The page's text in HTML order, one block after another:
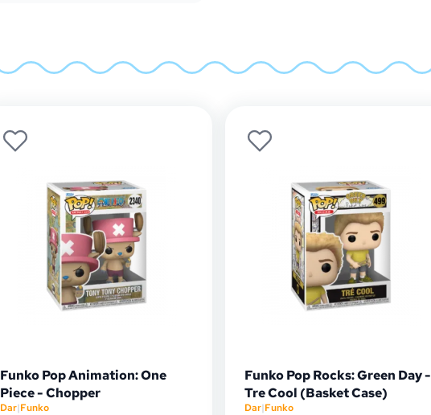
Funko Pop Animation: One
Piece - Chopper
Dar|Funko
Funko Pop Rocks: Green Day -
Tre Cool (Basket Case)
Dar|Funko